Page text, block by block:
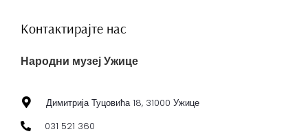
Контактирајте нас
Народни музеј Ужице
Димитрија Туцовића 18, 31000 Ужице
031 521 360